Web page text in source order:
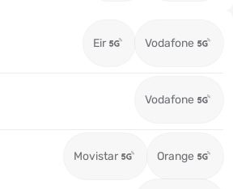
Eir Vodafone
Vodafone
Movistar Orange